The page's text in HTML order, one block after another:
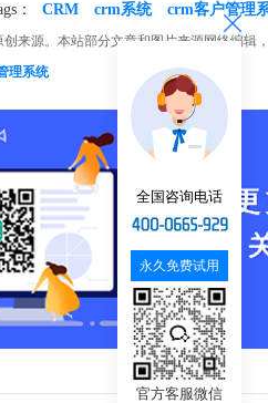
： CRM crm系统 crm客户管理
来源。本站部分文章和图片来源网络编
理系统
全国咨询电话
永久免费试用
官方客服微信